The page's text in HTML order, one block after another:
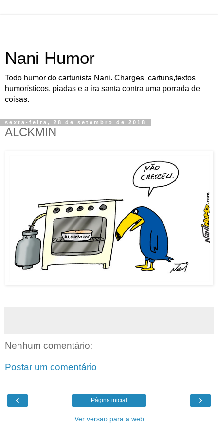
Nani Humor
Todo humor do cartunista Nani. Charges, cartuns,textos
humorísticos, piadas e a ira santa contra uma porrada de
coisas.
sexta-feira, 28 de setembro de 2018
ALCKMIN
Nenhum comentário:
Postar um comentário
‹ ›
Página inicial
Ver versão para a web